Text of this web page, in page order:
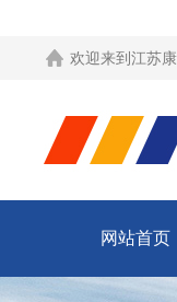
欢迎来到 江苏
网站首页